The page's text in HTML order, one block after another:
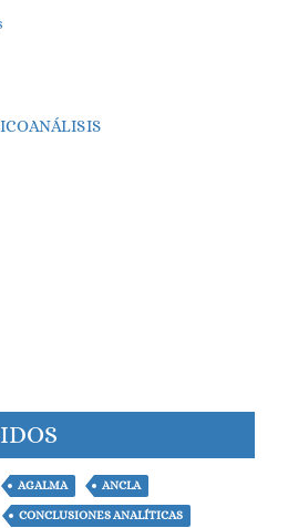
AGALMA ANCLA
CONCLUSIONES ANALÍTICAS